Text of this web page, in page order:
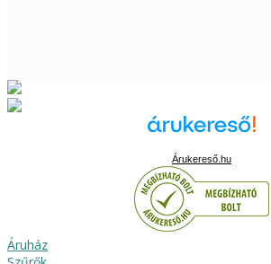
Árukereső.hu
Áruház